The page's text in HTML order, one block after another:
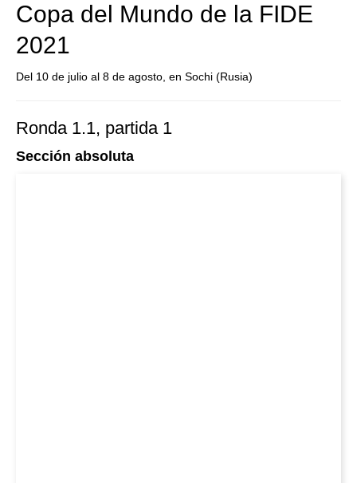
Copa del Mundo de la FIDE
2021
Del 10 de julio al 8 de agosto, en Sochi (Rusia)
Ronda 1.1, partida 1
Sección absoluta